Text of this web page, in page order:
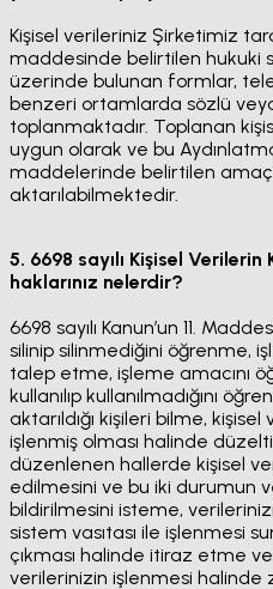
Kişisel verileriniz Şirketimiz
maddesinde belirtilen hukuki
üzerinde bulunan formlar,
benzeri ortamlarda sözlü veya
toplanmaktadır. Toplanan
uygun olarak ve bu
maddelerinde belirtilen
aktarılabilmektedir.
5. 6698 sayılı Kişisel Verilerin
haklarınız nelerdir?
6698 sayılı Kanun’un 11.
silinip silinmediğini öğrenme,
talep etme, işleme amacını
kullanılıp kullanılmadığını
aktarıldığı kişileri bilme,
işlenmiş olması halinde
düzenlenen hallerde kişisel
edilmesini ve bu iki durumun
bildirilmesini isteme,
sistem vasıtası ile işlenmesi
çıkması halinde itiraz etme
verilerinizin işlenmesi halinde